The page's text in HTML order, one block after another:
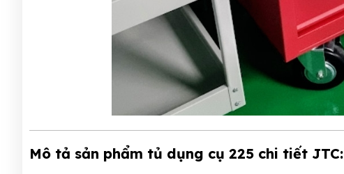
Mô tả sản phẩm tủ dụng cụ 225 chi tiết JTC: